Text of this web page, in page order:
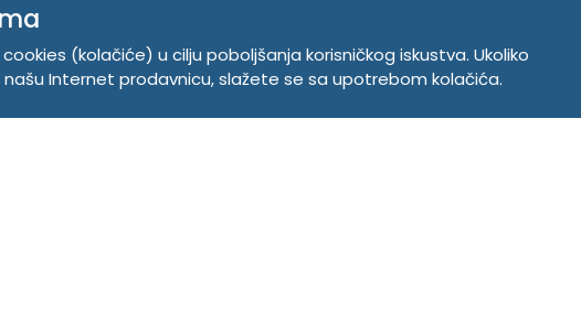
INFORMACIJE
Politika o kolačićima
(kolačiće) u cilju poboljšanja korisničkog iskustva. Ukoliko
Internet prodavnicu, slažete se sa upotrebom kolačića.